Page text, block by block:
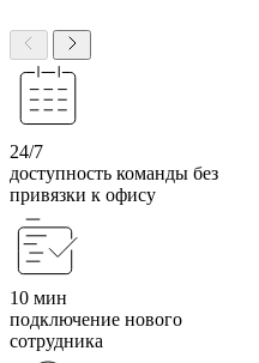
24/7
доступность команды без
привязки к офису
10 мин
подключение нового
сотрудника